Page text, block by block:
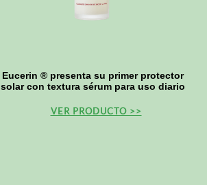
Eucerin ® presenta su primer protector
solar con textura sérum para uso diario
VER PRODUCTO >>